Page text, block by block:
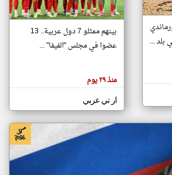
تغيير الدولة
اخبار جزر القمر على مدار الساعة
أهم اخبار جزر القمر العاجلة والمباشرة
بلد ...
بينهم ممثلو 7 دول عربية.. 13
عضوا في مجلس "الفيفا" ...
منذ ٢٩ يوم
ار تي عربي
klyoum.com